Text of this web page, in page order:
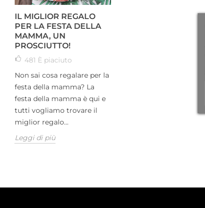
IL MIGLIOR REGALO
PER LA FESTA DELLA
MAMMA, UN
PROSCIUTTO!
481 È piaciuto
Non sai cosa regalare per la
festa della mamma? La
festa della mamma è qui e
tutti vogliamo trovare il
miglior regalo...
Leggi di più